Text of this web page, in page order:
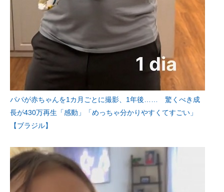
パパが赤ちゃんを1カ月ごとに撮影、1年後…… 驚くべき成
長が430万再生「感動」「めっちゃ分かりやすくてすごい」
【ブラジル】